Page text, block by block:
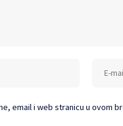
email i web stranicu u ovom